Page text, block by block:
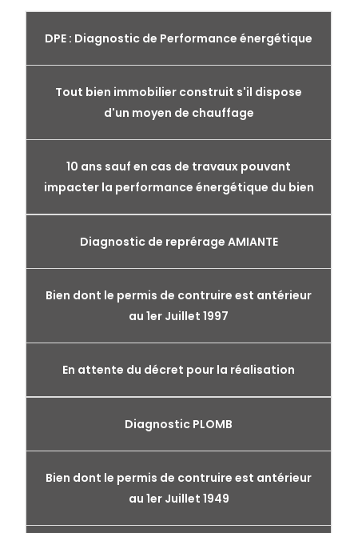
DPE : Diagnostic de Performance énergétique
Tout bien immobilier construit s'il dispose
d'un moyen de chauffage
10 ans sauf en cas de travaux pouvant
impacter la performance énergétique du bien
Diagnostic de reprérage AMIANTE
Bien dont le permis de contruire est antérieur
au 1er Juillet 1997
En attente du décret pour la réalisation
Diagnostic PLOMB
Bien dont le permis de contruire est antérieur
au 1er Juillet 1949